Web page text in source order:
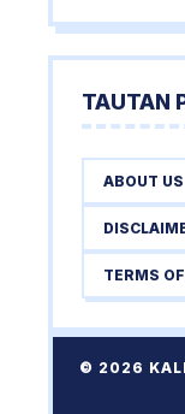
TAUTAN
ABOUT US
TERMS
© 2026